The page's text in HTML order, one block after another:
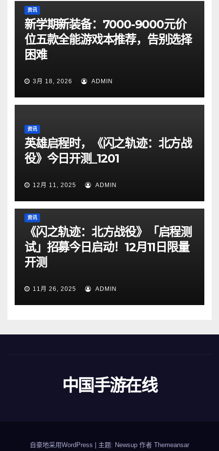
资讯
新学期新装备：7000-9000元价
位五款全能游戏本推荐，告别选择
困难
3月 18, 2026 ADMIN
资讯
英雄启程时，《闪之轨迹：北方战
役》今日开测_1201
12月 11, 2025 ADMIN
资讯
《闪之轨迹：北方战役》「启程测
试」招募今日启动！12月11日限量
开测
11月 26, 2025 ADMIN
中国手游在线
自豪地采用WordPress 主题: Newsup 作者 Themeansar